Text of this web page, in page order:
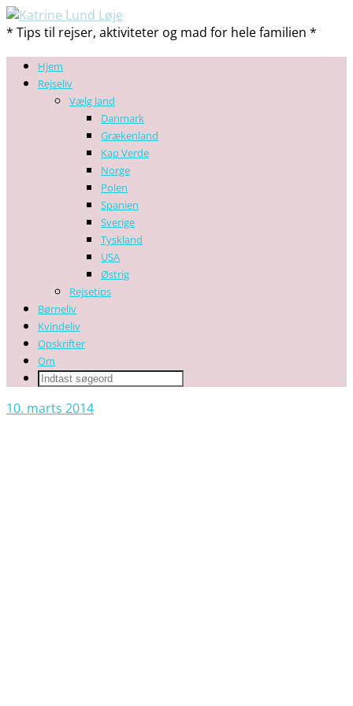
* Tips til rejser, aktiviteter og mad for hele familien *
Hjem
Rejseliv
Vælg land
Danmark
Grækenland
Kap Verde
Norge
Polen
Spanien
Sverige
Tyskland
USA
Østrig
Rejsetips
Børneliv
Kvindeliv
Opskrifter
Om
10. marts 2014